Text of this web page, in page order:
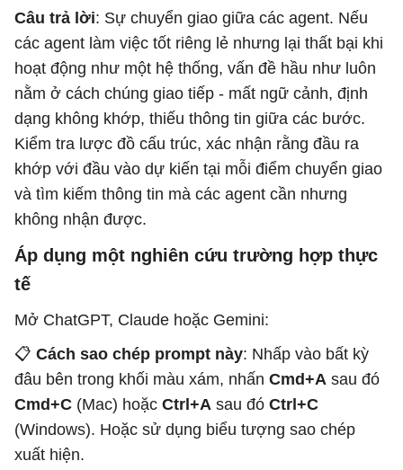
Câu trả lời: Sự chuyển giao giữa các agent. Nếu
các agent làm việc tốt riêng lẻ nhưng lại thất bại khi
hoạt động như một hệ thống, vấn đề hầu như luôn
nằm ở cách chúng giao tiếp - mất ngữ cảnh, định
dạng không khớp, thiếu thông tin giữa các bước.
Kiểm tra lược đồ cấu trúc, xác nhận rằng đầu ra
khớp với đầu vào dự kiến ​​tại mỗi điểm chuyển giao
và tìm kiếm thông tin mà các agent cần nhưng
không nhận được.
Áp dụng một nghiên cứu trường hợp thực
tế
Mở ChatGPT, Claude hoặc Gemini:
📋 Cách sao chép prompt này: Nhấp vào bất kỳ
đâu bên trong khối màu xám, nhấn Cmd+A sau đó
Cmd+C (Mac) hoặc Ctrl+A sau đó Ctrl+C
(Windows). Hoặc sử dụng biểu tượng sao chép
xuất hiện.